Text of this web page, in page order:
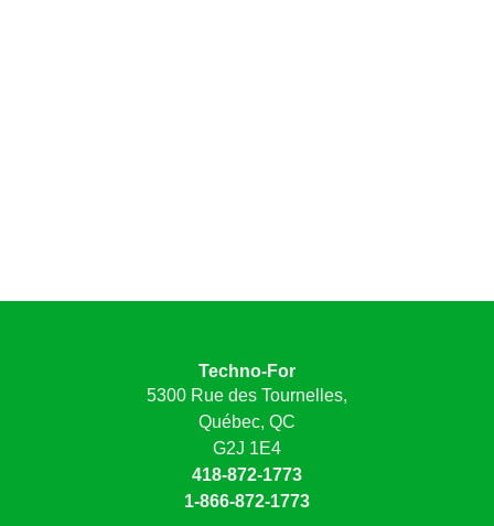
Techno-For
5300 Rue des Tournelles,
Québec, QC
G2J 1E4
418-872-1773
1-866-872-1773